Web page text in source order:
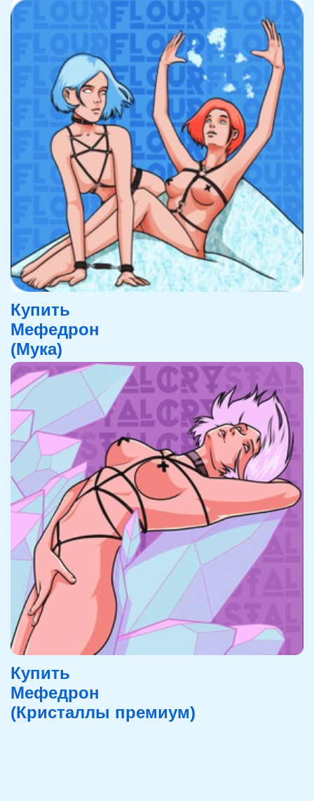
Купить
Мефедрон
(Мука)
Купить
Мефедрон
(Кристаллы премиум)